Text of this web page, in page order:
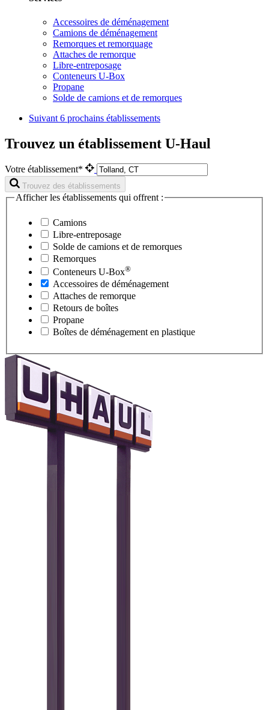
Accessoires de déménagement
Camions de déménagement
Remorques et remorquage
Attaches de remorque
Libre-entreposage
Conteneurs U-Box
Propane
Solde de camions et de remorques
Suivant 6 prochains établissements
Trouvez un établissement U-Haul
Votre établissement*
Trouvez des établissements
Afficher les établissements qui offrent :
Camions
Libre-entreposage
Solde de camions et de remorques
Remorques
Conteneurs U-Box®
Accessoires de déménagement
Attaches de remorque
Retours de boîtes
Propane
Boîtes de déménagement en plastique